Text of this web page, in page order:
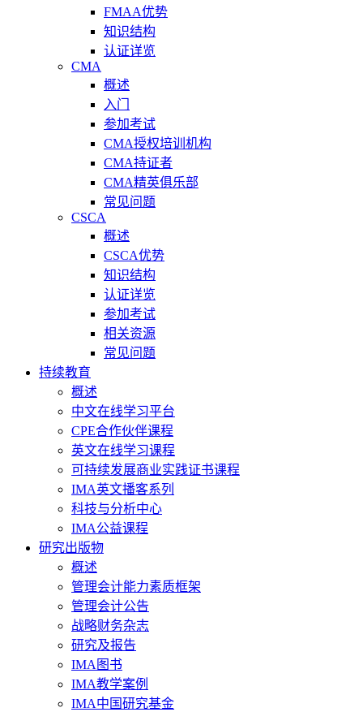
FMAA优势
知识结构
认证详览
CMA
概述
入门
参加考试
CMA授权培训机构
CMA持证者
CMA精英俱乐部
常见问题
CSCA
概述
CSCA优势
知识结构
认证详览
参加考试
相关资源
常见问题
持续教育
概述
中文在线学习平台
CPE合作伙伴课程
英文在线学习课程
可持续发展商业实践证书课程
IMA英文播客系列
科技与分析中心
IMA公益课程
研究出版物
概述
管理会计能力素质框架
管理会计公告
战略财务杂志
研究及报告
IMA图书
IMA教学案例
IMA中国研究基金